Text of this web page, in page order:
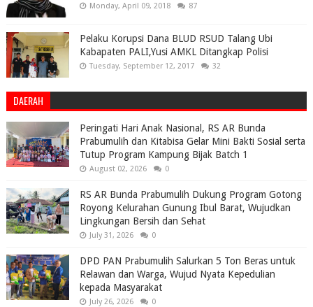
Monday, April 09, 2018 87
Pelaku Korupsi Dana BLUD RSUD Talang Ubi
Kabapaten PALI,Yusi AMKL Ditangkap Polisi
Tuesday, September 12, 2017 32
DAERAH
Peringati Hari Anak Nasional, RS AR Bunda
Prabumulih dan Kitabisa Gelar Mini Bakti Sosial serta
Tutup Program Kampung Bijak Batch 1
August 02, 2026 0
RS AR Bunda Prabumulih Dukung Program Gotong
Royong Kelurahan Gunung Ibul Barat, Wujudkan
Lingkungan Bersih dan Sehat
July 31, 2026 0
DPD PAN Prabumulih Salurkan 5 Ton Beras untuk
Relawan dan Warga, Wujud Nyata Kepedulian
kepada Masyarakat
July 26, 2026 0